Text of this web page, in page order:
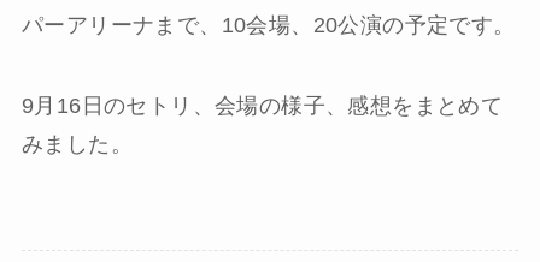
パーアリーナまで、10会場、20公演の予定です。
9月16日のセトリ、会場の様子、感想をまとめて
みました。